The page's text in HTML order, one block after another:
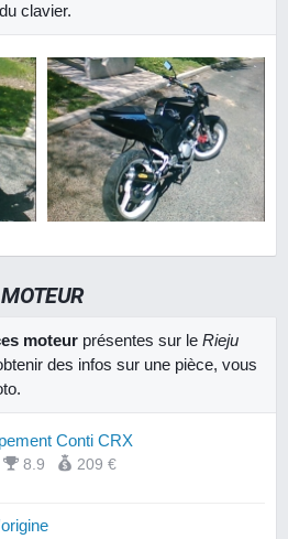
clavier.
moteur présentes sur le Rieju
des infos sur une pièce, vous
Conti CRX
8.9 209 €